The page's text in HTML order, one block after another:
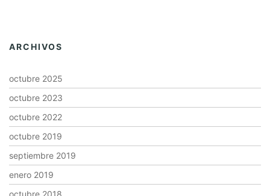
ARCHIVOS
octubre 2025
octubre 2023
octubre 2022
octubre 2019
septiembre 2019
enero 2019
octubre 2018